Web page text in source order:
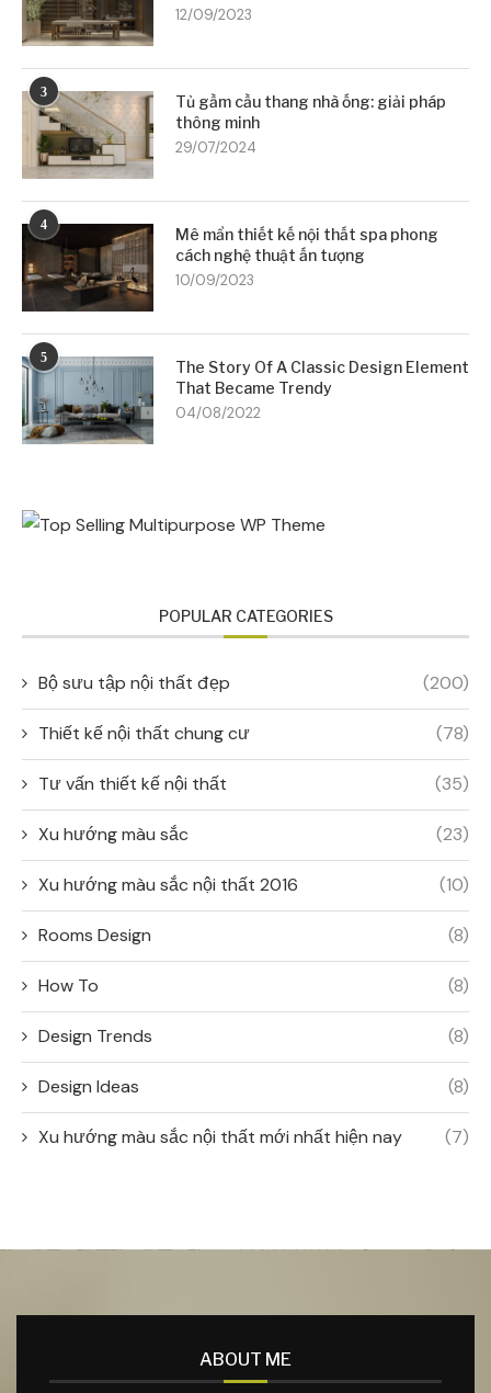
12/09/2023
3
Tủ gầm cầu thang nhà ống: giải pháp
thông minh
29/07/2024
4
Mê mẩn thiết kế nội thất spa phong
cách nghệ thuật ấn tượng
10/09/2023
5
The Story Of A Classic Design Element
That Became Trendy
04/08/2022
POPULAR CATEGORIES
Bộ sưu tập nội thất đẹp (200)
Thiết kế nội thất chung cư (78)
Tư vấn thiết kế nội thất (35)
Xu hướng màu sắc (23)
Xu hướng màu sắc nội thất 2016 (10)
Rooms Design (8)
How To (8)
Design Trends (8)
Design Ideas (8)
Xu hướng màu sắc nội thất mới nhất hiện nay (7)
ABOUT ME